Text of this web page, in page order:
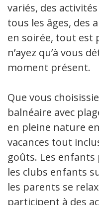
variés, des
tous les âges, des
en soirée, tout est
n’ayez qu’à vous
moment présent.
Que vous
balnéaire avec
en pleine nature
vacances tout
goûts. Les enfants
les clubs enfants
les parents se
participent à des